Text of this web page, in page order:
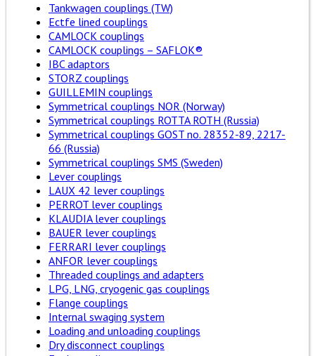
Tankwagen couplings (TW)
Ectfe lined couplings
CAMLOCK couplings
CAMLOCK couplings – SAFLOK®
IBC adaptors
STORZ couplings
GUILLEMIN couplings
Symmetrical couplings NOR (Norway)
Symmetrical couplings ROTTA ROTH (Russia)
Symmetrical couplings GOST no. 28352-89, 2217-
66 (Russia)
Symmetrical couplings SMS (Sweden)
Lever couplings
LAUX 42 lever couplings
PERROT lever couplings
KLAUDIA lever couplings
BAUER lever couplings
FERRARI lever couplings
ANFOR lever couplings
Threaded couplings and adapters
LPG, LNG, cryogenic gas couplings
Flange couplings
Internal swaging system
Loading and unloading couplings
Dry disconnect couplings